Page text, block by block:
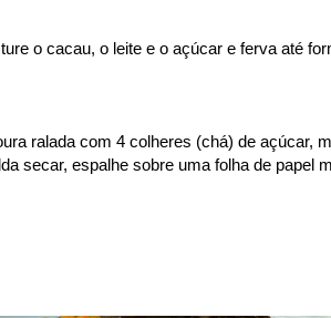
o cacau, o leite e o açúcar e ferva até
ralada com 4 colheres (chá) de açúcar,
secar, espalhe sobre uma folha de papel